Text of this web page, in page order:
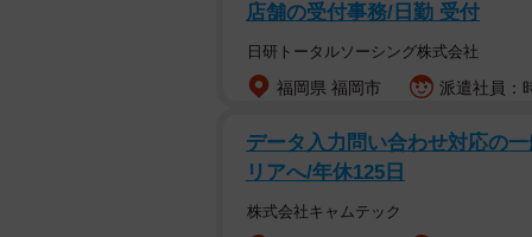
店舗の受付事務/日勤 受付
日研トータルソーシング株式会社
福岡県 福岡市 派遣社員：
データ入力問い合わせ対応の
リアへ/年休125日
株式会社キャムテック